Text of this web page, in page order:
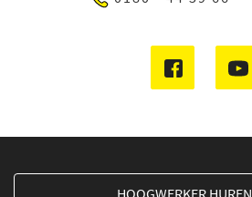
HOOGWERKER HUREN